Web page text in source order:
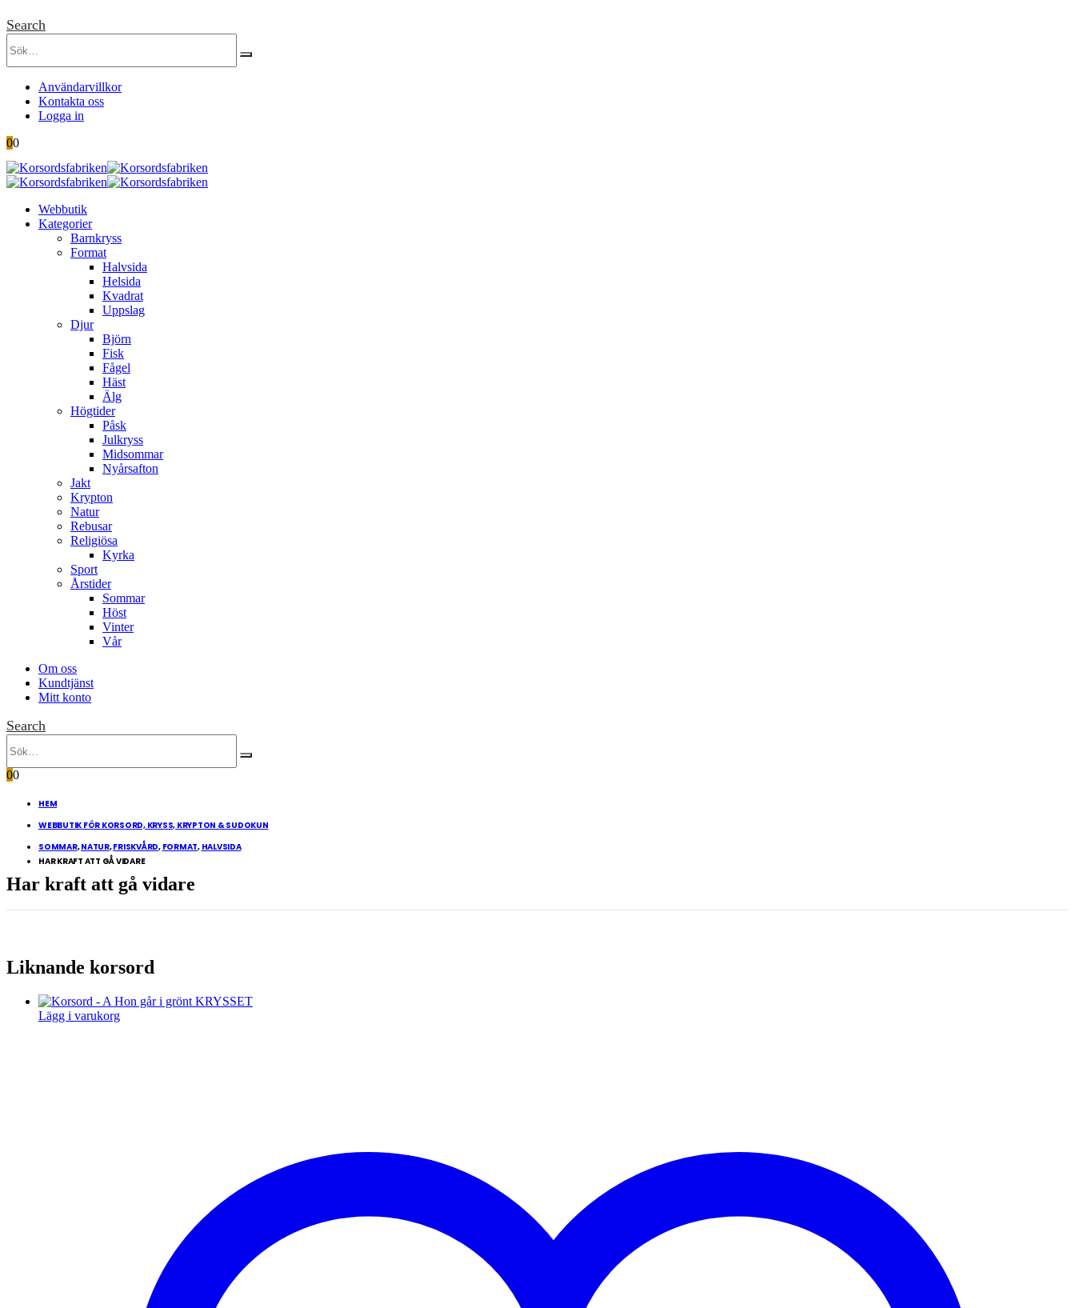
Search
Användarvillkor
Kontakta oss
Logga in
00
Webbutik
Kategorier
Barnkryss
Format
Halvsida
Helsida
Kvadrat
Uppslag
Djur
Björn
Fisk
Fågel
Häst
Älg
Högtider
Påsk
Julkryss
Midsommar
Nyårsafton
Jakt
Krypton
Natur
Rebusar
Religiösa
Kyrka
Sport
Årstider
Sommar
Höst
Vinter
Vår
Om oss
Kundtjänst
Mitt konto
Search
00
HEM
WEBBUTIK FÖR KORSORD, KRYSS, KRYPTON & SUDOKUN
SOMMAR,NATUR,FRISKVÅRD, FORMAT, HALVSIDA
HAR KRAFT ATT GÅ VIDARE
Har kraft att gå vidare
Liknande korsord
Lägg i varukorg